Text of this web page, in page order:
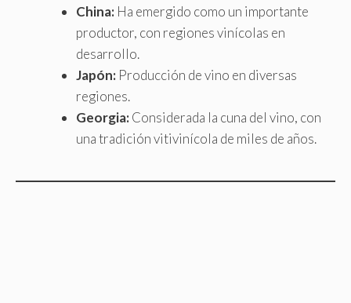
China:Ha emergido como un importante
productor, con regiones vinícolas en
desarrollo.
Japón:Producción de vino en diversas
regiones.
Georgia:Considerada la cuna del vino, con
una tradición vitivinícola de miles de años.